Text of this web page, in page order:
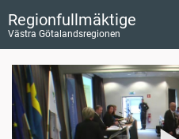
Regionfullmäktige
Västra Götalandsregionen